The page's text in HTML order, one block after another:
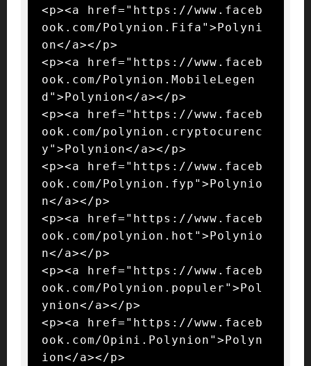
<p><a href="https://www.faceb
ook.com/Polynion.Fifa">Polyni
on</a></p>
<p><a href="https://www.faceb
ook.com/Polynion.MobileLegen
d">Polynion</a></p>
<p><a href="https://www.faceb
ook.com/polynion.cryptocurenc
y">Polynion</a></p>
<p><a href="https://www.faceb
ook.com/Polynion.fyp">Polynio
n</a></p>
<p><a href="https://www.faceb
ook.com/polynion.hot">Polynio
n</a></p>
<p><a href="https://www.faceb
ook.com/Polynion.populer">Pol
ynion</a></p>
<p><a href="https://www.faceb
ook.com/Opini.Polynion">Polyn
ion</a></p>